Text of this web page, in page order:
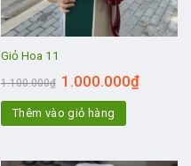
Giỏ Hoa 11
1.100.000₫ 1.000.000₫
Thêm vào giỏ hàng